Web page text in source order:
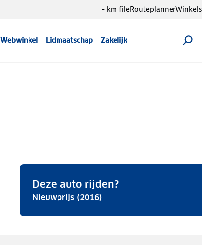
Webwinkel Lidmaatschap Zakelijk
- km fileRouteplannerWinkels
Deze auto rijden?
Nieuwprijs (2016)